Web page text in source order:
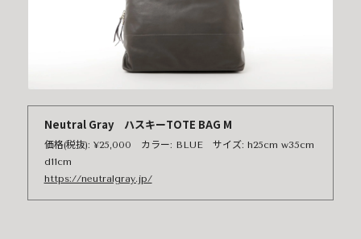
Neutral Gray ハスキーTOTE BAG M
価格(税抜): ¥25,000 カラー: BLUE サイズ: h25cm w35cm
d11cm
https://neutralgray.jp/